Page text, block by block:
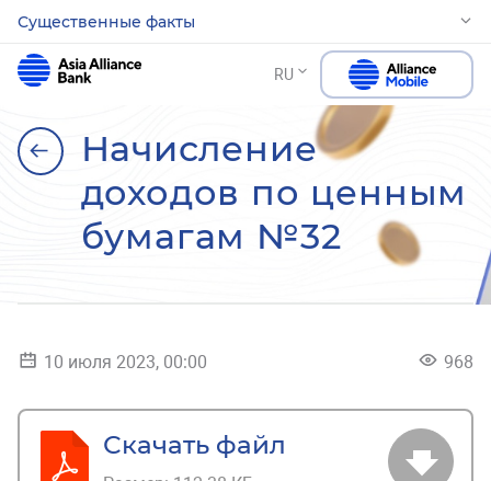
Существенные факты
RU
Начисление
доходов по ценным
бумагам №32
10 июля 2023, 00:00 968
Скачать файл